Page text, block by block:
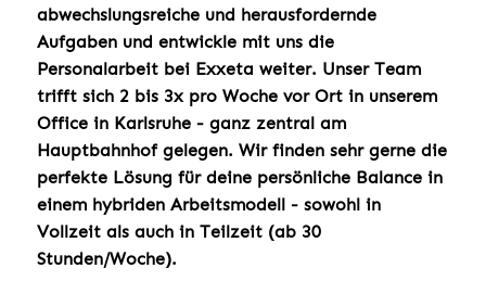
abwechslungsreiche und herausfordernde
Aufgaben und entwickle mit uns die
Personalarbeit bei Exxeta weiter. Unser Team
trifft sich 2 bis 3x pro Woche vor Ort in unserem
Office in Karlsruhe - ganz zentral am
Hauptbahnhof gelegen. Wir finden sehr gerne die
perfekte Lösung für deine persönliche Balance in
einem hybriden Arbeitsmodell - sowohl in
Vollzeit als auch in Teilzeit (ab 30
Stunden/Woche).